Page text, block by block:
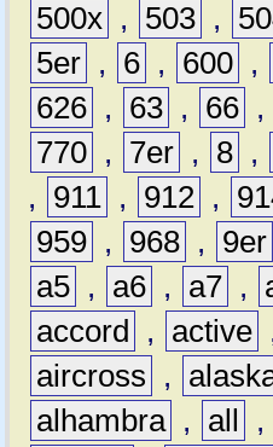
500x , 503 ,
5er , 6 , 600 ,
626 , 63 , 66 ,
770 , 7er , 8 ,
,
911 , 912 ,
959 , 968 , 9er
a5 , a6 , a7 ,
accord
, active
aircross
,
alhambra , all ,